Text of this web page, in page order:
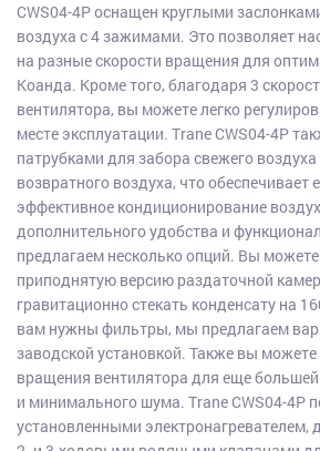
CWS04-4P оснащен круглыми
воздуха с 4 зажимами. Это позволяет
на разные скорости вращения для
Коанда. Кроме того, благодаря 3
вентилятора, вы можете легко
месте эксплуатации. Trane CWS04-4P
патрубками для забора свежего воздуха
возвратного воздуха, что обеспечивает
эффективное кондиционирование
дополнительного удобства и
предлагаем несколько опций. Вы
приподнятую версию раздаточной
гравитационно стекать конденсату на
вам нужны фильтры, мы предлагаем
заводской установкой. Также вы
вращения вентилятора для еще
и минимального шума. Trane CWS04-4P
установленными